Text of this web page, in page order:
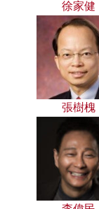
徐家健
張樹槐